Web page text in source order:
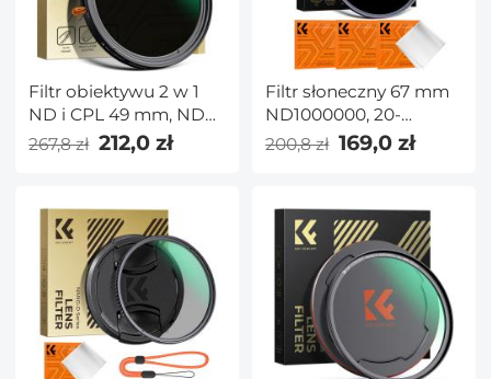
Filtr obiektywu 2 w 1
ND i CPL 49 mm, ND2-
ND32 (1–5 stopni) o
zmiennej gęstości
do obiektywów
aparatu z Seria Nano-
267,8 zł 212,0 zł
Filtr słoneczny 67 mm
ND1000000, 20-
stopniowy stały filtr o
neutralnej gęstości Filtr
niebieskich z 28
wielowarstwowymi
powłokami do
lustrzanek cyfrowych
serii Nano-X
200,8 zł 169,0 zł